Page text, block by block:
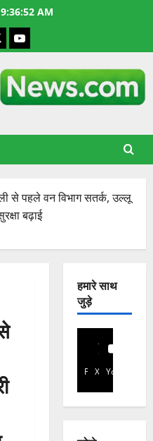
9:36:53 AM
YouTube
से पहले वन विभाग सतर्क, उल्लू
बढ़ाई
हमारे साथ
जुड़े
Facebook
X YouTube